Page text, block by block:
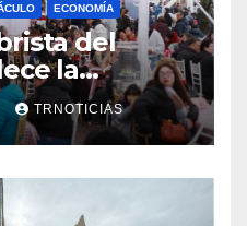
ECONOMÍA
del
la
con positivo
y el
TRNOTICIAS